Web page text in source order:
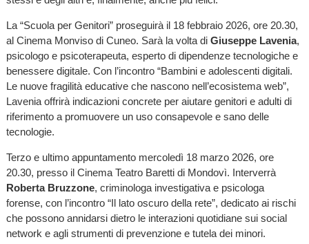
La “Scuola per Genitori” proseguirà il 18 febbraio 2026, ore 20.30,
al Cinema Monviso di Cuneo. Sarà la volta di Giuseppe Lavenia,
psicologo e psicoterapeuta, esperto di dipendenze tecnologiche e
benessere digitale. Con l’incontro “Bambini e adolescenti digitali.
Le nuove fragilità educative che nascono nell’ecosistema web”,
Lavenia offrirà indicazioni concrete per aiutare genitori e adulti di
riferimento a promuovere un uso consapevole e sano delle
tecnologie.
Terzo e ultimo appuntamento mercoledì 18 marzo 2026, ore
20.30, presso il Cinema Teatro Baretti di Mondovì. Interverrà
Roberta Bruzzone, criminologa investigativa e psicologa
forense, con l’incontro “Il lato oscuro della rete”, dedicato ai rischi
che possono annidarsi dietro le interazioni quotidiane sui social
network e agli strumenti di prevenzione e tutela dei minori.